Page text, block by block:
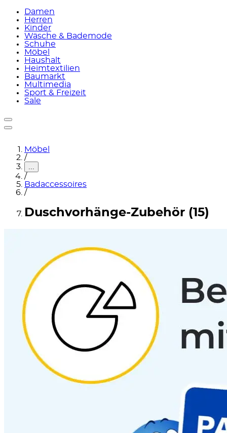
Damen
Herren
Kinder
Wäsche & Bademode
Schuhe
Möbel
Haushalt
Heimtextilien
Baumarkt
Multimedia
Sport & Freizeit
Sale
Möbel
/
...
/
Badaccessoires
/
Duschvorhänge-Zubehör (15)